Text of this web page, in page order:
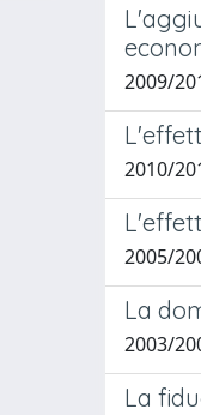
2009/
2010/
2005/
La
2003/
La